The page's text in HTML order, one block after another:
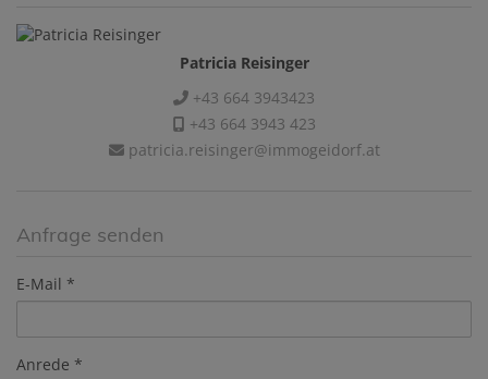
Patricia Reisinger
+43 664 3943423
+43 664 3943 423
patricia.reisinger@immogeidorf.at
Anfrage senden
E-Mail
Anrede